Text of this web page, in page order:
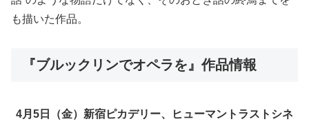
も描いた作品。
『ブルックリンでオペラを』作品情報
4月5日（金）新宿ピカデリー、ヒューマントラストシネ